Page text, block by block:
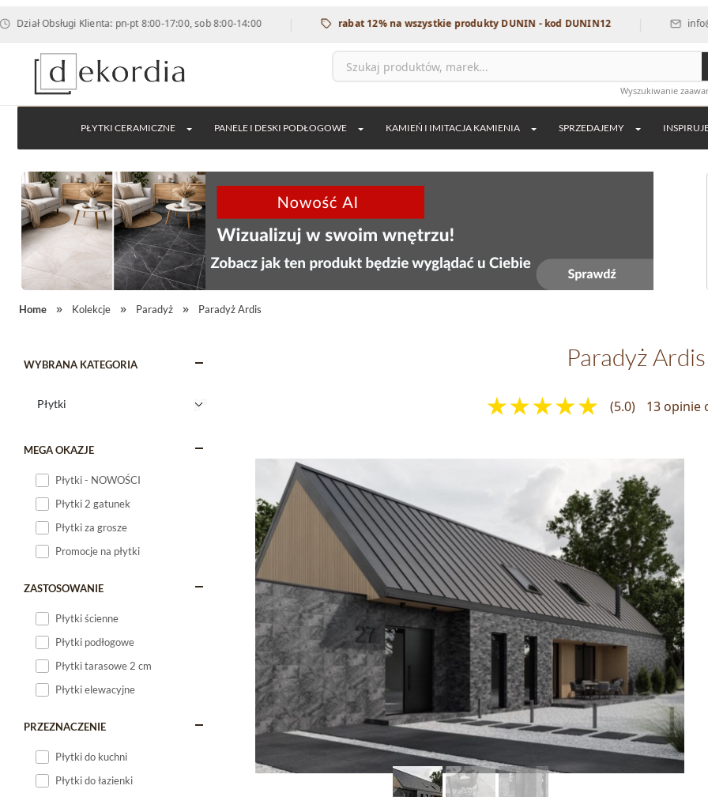
Klienta: pn-pt 8:00-17:00, sob 8:00-14:00 | rabat 12% na wszystkie produkty DUNIN - kod DUNIN12 |
Wyszukiwanie
PŁYTKI CERAMICZNE PANELE I DESKI PODŁOGOWE KAMIEŃ I IMITACJA KAMIENIA SPRZEDAJEMY
Home Kolekcje Paradyż Paradyż Ardis
WYBRANA KATEGORIA
MEGA OKAZJE
Płytki - NOWOŚCI
Płytki 2 gatunek
Płytki za grosze
Promocje na płytki
ZASTOSOWANIE
Płytki ścienne
Płytki podłogowe
Płytki tarasowe 2 cm
Płytki elewacyjne
PRZEZNACZENIE
Płytki do kuchni
Płytki do łazienki
Paradyż Ardis
(5.0) 13 opinie